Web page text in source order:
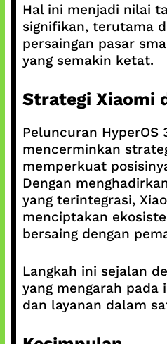
Hal ini menjadi nilai
signifikan, terutama
persaingan pasar
yang semakin ketat.
Strategi Xiaomi
Peluncuran HyperOS
mencerminkan
memperkuat
Dengan
yang terintegrasi,
menciptakan
bersaing dengan
Langkah ini sejalan
yang mengarah pada
dan layanan dalam